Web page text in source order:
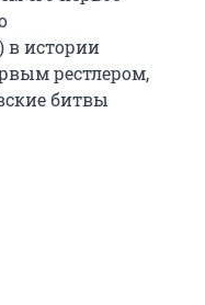
в истории
рестлером,
битвы